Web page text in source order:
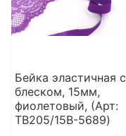
Бейка эластичная с
блеском, 15мм,
фиолетовый, (Арт:
TB205/15B-5689)